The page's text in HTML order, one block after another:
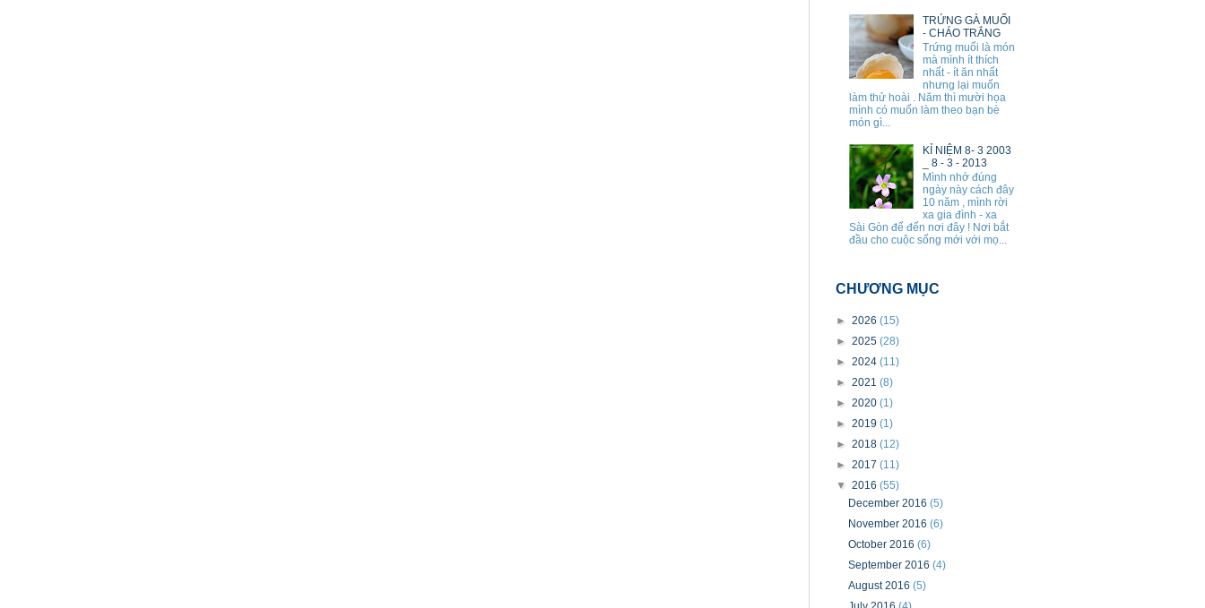
TRỨNG GÀ MUỐI
- CHÁO TRẮNG
Trứng muối là món
mà mình ít thích
nhất - ít ăn nhất
nhưng lại muốn
làm thử hoài . Năm thì mười họa
mình có muốn làm theo bạn bè
món gì...
KỈ NIỆM 8- 3 2003
_ 8 - 3 - 2013
Mình nhớ đúng
ngày này cách đây
10 năm , mình rời
xa gia đình - xa
Sài Gòn để đến nơi đây ! Nơi bắt
đầu cho cuộc sống mới với mọ...
CHƯƠNG MỤC
► 2026 (15)
► 2025 (28)
► 2024 (11)
► 2021 (8)
► 2020 (1)
► 2019 (1)
► 2018 (12)
► 2017 (11)
▼ 2016 (55)
December 2016(5)
November 2016(6)
October 2016(6)
September 2016(4)
August 2016(5)